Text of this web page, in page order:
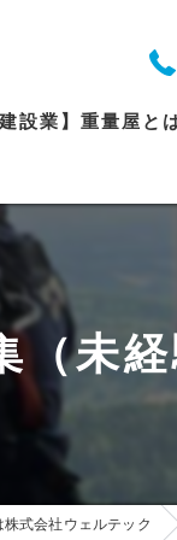
建設業】重量屋
未
式会社ウェルテック